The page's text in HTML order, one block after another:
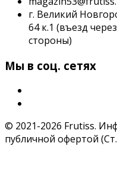
г. Великий
64 к.1 (въезд
стороны)
Мы в соц. сетях
© 2021-2026 Frutiss.
публичной офертой